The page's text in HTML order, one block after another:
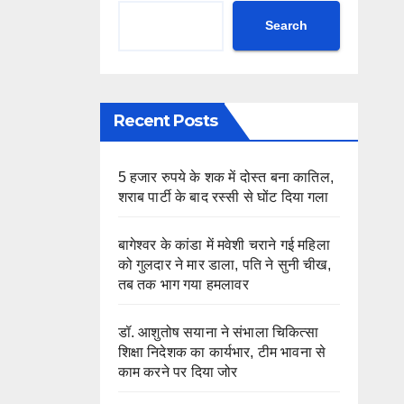
Search
Recent Posts
5 हजार रुपये के शक में दोस्त बना कातिल,
शराब पार्टी के बाद रस्सी से घोंट दिया गला
बागेश्वर के कांडा में मवेशी चराने गई महिला
को गुलदार ने मार डाला, पति ने सुनी चीख,
तब तक भाग गया हमलावर
डॉ. आशुतोष सयाना ने संभाला चिकित्सा
शिक्षा निदेशक का कार्यभार, टीम भावना से
काम करने पर दिया जोर